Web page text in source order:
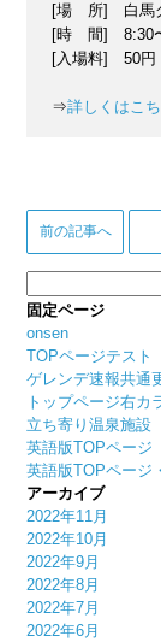
[場 所] 白馬
[時 間] 8:30
[入場料] 50円
⇒詳しくはこ
前の記事へ
索:
固定ページ
onsen
TOPページテスト
ゲレンデ速報共通
トップページ右カ
立ち寄り温泉施設
英語版TOPページ
英語版TOPページ
アーカイブ
2022年11月
2022年10月
2022年9月
2022年8月
2022年7月
2022年6月